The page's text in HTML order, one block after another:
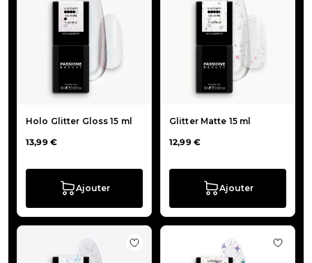
Holo Glitter Gloss 15 ml
13,99 €
Ajouter
Glitter Matte 15 ml
12,99 €
Ajouter
Ajouter à la liste de souhaits Galaxy